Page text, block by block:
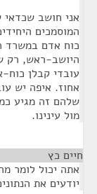
אני חושב שכדאי
המוסמכים
כוח אדם במשרד
היושב-ראש, רק
עובדי קבלן
אחוז. איפה יש
מול עינינו.
חיים כץ
אתה יכול לומר
יודעים את